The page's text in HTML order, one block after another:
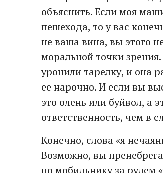
объяснить. Если моя
пешехода, то у вас
не ваша вина, вы этого
моральной точки
уронили тарелку, и она
ее нарочно. И если вы
это олень или буйвол, а
ответственность, чем в
Конечно, слова «я
Возможно, вы
по мобильнику за рулем